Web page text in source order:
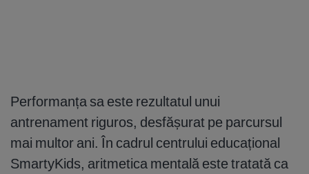
Performanța sa este rezultatul unui
antrenament riguros, desfășurat pe parcursul
mai multor ani. În cadrul centrului educațional
SmartyKids, aritmetica mentală este tratată ca